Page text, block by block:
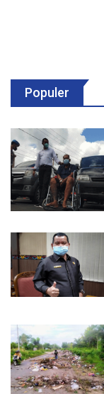
Populer